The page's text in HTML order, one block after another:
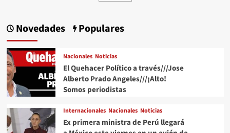
en
ciudadano,
rico
o
pobre
Novedades Populares
Nacionales Noticias
El Quehacer Político a través///Jose
Alberto Prado Angeles///¡Alto!
Somos periodistas
Internacionales Nacionales Noticias
Ex primera ministra de Perú llegará